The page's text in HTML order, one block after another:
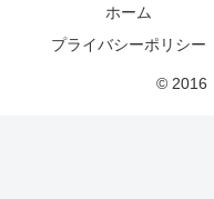
ホーム
プライバシーポリシー
© 2016